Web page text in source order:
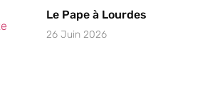
Le Pape à Lourdes
26 Juin 2026